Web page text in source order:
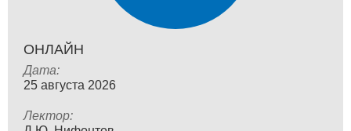
ОНЛАЙН
Дата:
25 августа 2026
Лектор: